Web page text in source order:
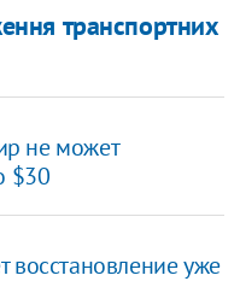
транспортних
не может
$30
восстановление уже